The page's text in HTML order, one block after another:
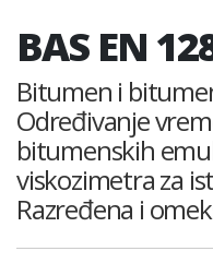
BAS EN
Bitumen i
Određivanje
bitumenskih
viskozimetra za
Razređena i